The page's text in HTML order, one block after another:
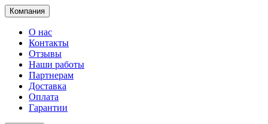
Компания
О нас
Контакты
Отзывы
Наши работы
Партнерам
Доставка
Оплата
Гарантии